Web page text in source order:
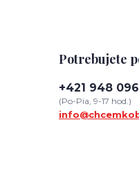
Potrebujete
+421 948
(Po-Pia, 9-17 hod.)